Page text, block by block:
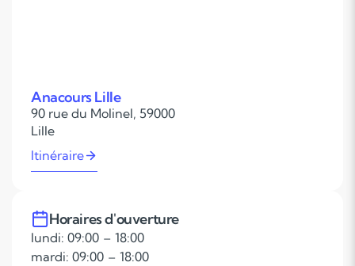
Anacours Lille
90 rue du Molinel, 59000
Lille
Itinéraire
Horaires d'ouverture
lundi: 09:00 – 18:00
mardi: 09:00 – 18:00